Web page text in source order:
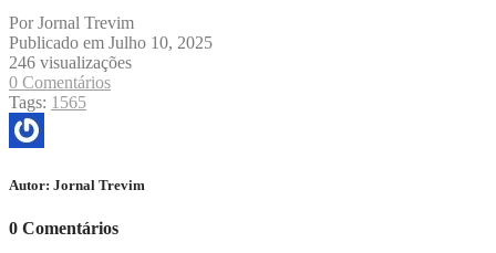
PorJornal Trevim
Publicado em Julho 10, 2025
246 visualizações
0 Comentários
Tags: 1565
Autor: Jornal Trevim
0 Comentários